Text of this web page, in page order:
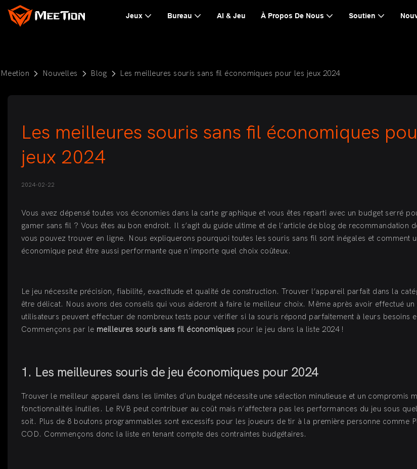
Jeux Bureau AI & Jeu À Propos De Nous Soutien
Meetion Nouvelles Blog Les meilleures souris sans fil économiques pour les jeux 2024
Les meilleures souris sans fil économiques
jeux 2024
2024-02-22
Vous avez dépensé toutes vos économies dans la carte graphique et vous êtes reparti avec un budget serré
gamer sans fil ? Vous êtes au bon endroit. Il s’agit du guide ultime et de l’article de blog de recommandation
vous pouvez trouver en ligne. Nous expliquerons pourquoi toutes les souris sans fil sont inégales et comment
économique peut être aussi performante que n'importe quel choix coûteux.
Le jeu nécessite précision, fiabilité, exactitude et qualité de construction. Trouver l’appareil parfait dans la
être délicat. Nous avons des conseils qui vous aideront à faire le meilleur choix. Même après avoir effectué un
utilisateurs peuvent effectuer de nombreux tests pour vérifier si la souris répond parfaitement à leurs besoins
Commençons par le meilleures souris sans fil économiques pour le jeu dans la liste 2024 !
1. Les meilleures souris de jeu économiques pour 2024
Trouver le meilleur appareil dans les limites d'un budget nécessite une sélection minutieuse et un compromis
fonctionnalités inutiles. Le RVB peut contribuer au coût mais n’affectera pas les performances du jeu sous
soit. Plus de 8 boutons programmables sont excessifs pour les joueurs de tir à la première personne comme
COD. Commençons donc la liste en tenant compte des contraintes budgétaires.